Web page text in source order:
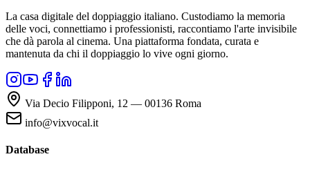
La casa digitale del doppiaggio italiano. Custodiamo la memoria
delle voci, connettiamo i professionisti, raccontiamo l'arte invisibile
che dà parola al cinema. Una piattaforma fondata, curata e
mantenuta da chi il doppiaggio lo vive ogni giorno.
Via Decio Filipponi, 12 — 00136 Roma
info@vixvocal.it
Database